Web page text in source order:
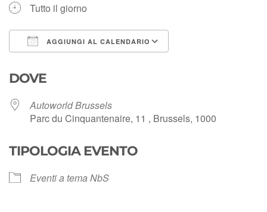
Tutto il giorno
AGGIUNGI AL CALENDARIO
DOVE
Autoworld Brussels
Parc du Cinquantenaire, 11 , Brussels, 1000
TIPOLOGIA EVENTO
Eventi a tema NbS